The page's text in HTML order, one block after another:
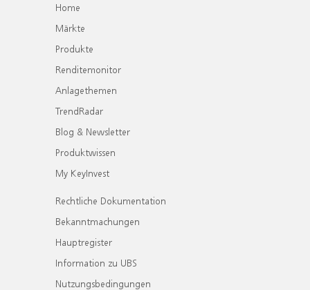
Home
Märkte
Produkte
Renditemonitor
Anlagethemen
TrendRadar
Blog & Newsletter
Produktwissen
My KeyInvest
Rechtliche Dokumentation
Bekanntmachungen
Hauptregister
Information zu UBS
Nutzungsbedingungen